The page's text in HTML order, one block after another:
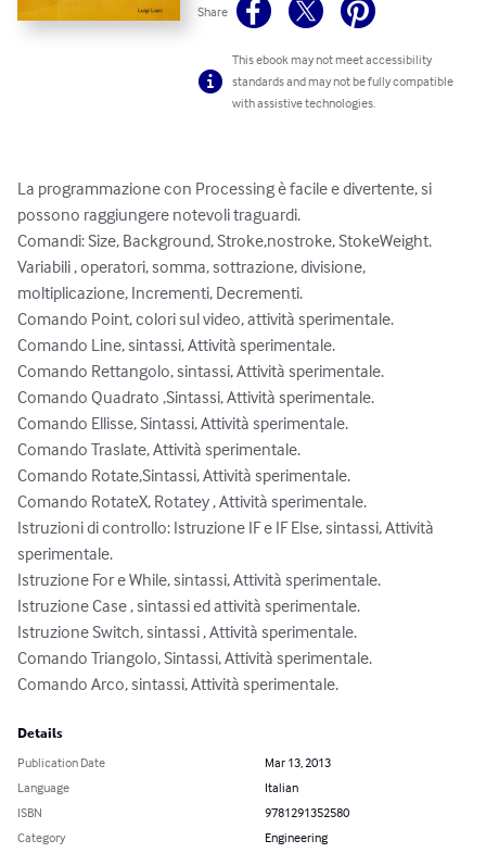
Share
This ebook may not meet accessibility
standards and may not be fully compatible
with assistive technologies.
La programmazione con Processing è facile e divertente, si
possono raggiungere notevoli traguardi.
Comandi: Size, Background, Stroke,nostroke, StokeWeight.
Variabili , operatori, somma, sottrazione, divisione,
moltiplicazione, Incrementi, Decrementi.
Comando Point, colori sul video, attività sperimentale.
Comando Line, sintassi, Attività sperimentale.
Comando Rettangolo, sintassi, Attività sperimentale.
Comando Quadrato ,Sintassi, Attività sperimentale.
Comando Ellisse, Sintassi, Attività sperimentale.
Comando Traslate, Attività sperimentale.
Comando Rotate,Sintassi, Attività sperimentale.
Comando RotateX, Rotatey , Attività sperimentale.
Istruzioni di controllo: Istruzione IF e IF Else, sintassi, Attività
sperimentale.
Istruzione For e While, sintassi, Attività sperimentale.
Istruzione Case , sintassi ed attività sperimentale.
Istruzione Switch, sintassi , Attività sperimentale.
Comando Triangolo, Sintassi, Attività sperimentale.
Comando Arco, sintassi, Attività sperimentale.
Details
Publication Date
Mar 13, 2013
Language
Italian
ISBN
9781291352580
Category
Engineering